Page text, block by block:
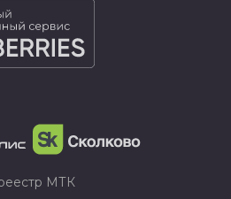
МТК